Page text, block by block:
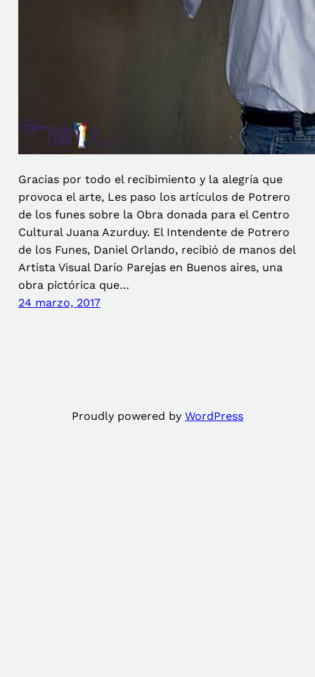
Gracias por todo el recibimiento y la alegría que
provoca el arte, Les paso los artículos de Potrero
de los funes sobre la Obra donada para el Centro
Cultural Juana Azurduy. El Intendente de Potrero
de los Funes, Daniel Orlando, recibió de manos del
Artista Visual Darío Parejas en Buenos aires, una
obra pictórica que…
24 marzo, 2017
Proudly powered by WordPress